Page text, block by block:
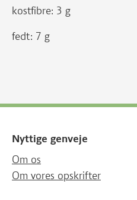
kostfibre: 3 g
fedt: 7 g
Nyttige genveje
Om os
Om vores opskrifter